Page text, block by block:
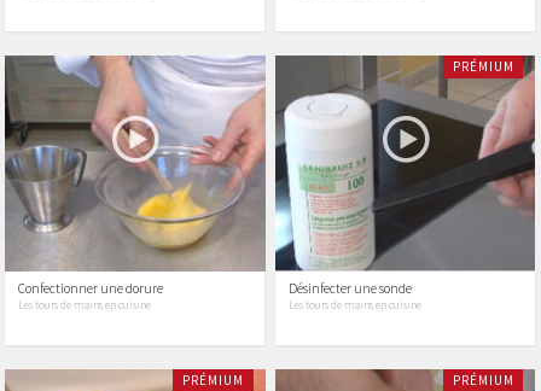
Confectionner une dorure
Les tours de mains en cuisine
PRÉMIUM
Désinfecter une sonde
Les tours de mains en cuisine
PRÉMIUM PRÉMIUM